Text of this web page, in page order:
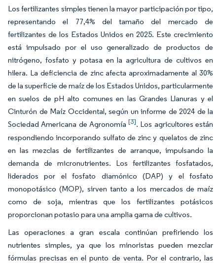
Los fertilizantes simples tienen la mayor participación por tipo,
representando el 77,4% del tamaño del mercado de
fertilizantes de los Estados Unidos en 2025. Este crecimiento
está impulsado por el uso generalizado de productos de
nitrógeno, fosfato y potasa en la agricultura de cultivos en
hilera. La deficiencia de zinc afecta aproximadamente al 30%
de la superficie de maíz de los Estados Unidos, particularmente
en suelos de pH alto comunes en las Grandes Llanuras y el
Cinturón de Maíz Occidental, según un informe de 2024 de la
Sociedad Americana de Agronomía[3]. Los agricultores están
respondiendo incorporando sulfato de zinc y quelatos de zinc
en las mezclas de fertilizantes de arranque, impulsando la
demanda de micronutrientes. Los fertilizantes fosfatados,
liderados por el fosfato diamónico (DAP) y el fosfato
monopotásico (MOP), sirven tanto a los mercados de maíz
como de soja, mientras que los fertilizantes potásicos
proporcionan potasio para una amplia gama de cultivos.
Las operaciones a gran escala continúan prefiriendo los
nutrientes simples, ya que los minoristas pueden mezclar
fórmulas precisas en el punto de venta. Por el contrario, las